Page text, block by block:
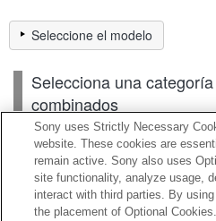
Seleccione el modelo
Selecciona una
combinados
Cuerpo
Accesorios para lente
Sony uses Strictly Necessary
website. These cookies are
remain active. Sony also uses
site functionality, analyze usage,
interact with third parties. By
the placement of Optional